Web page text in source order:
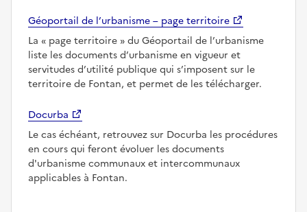
Géoportail de l’urbanisme – page territoire
La
page territoire
du Géoportail de l’urbanisme
liste les documents d’urbanisme en vigueur et
servitudes d’utilité publique qui s’imposent sur le
territoire de Fontan, et permet de les télécharger.
Docurba
Le cas échéant, retrouvez sur Docurba les procédures
en cours qui feront évoluer les documents
d'urbanisme communaux et intercommunaux
applicables à Fontan.